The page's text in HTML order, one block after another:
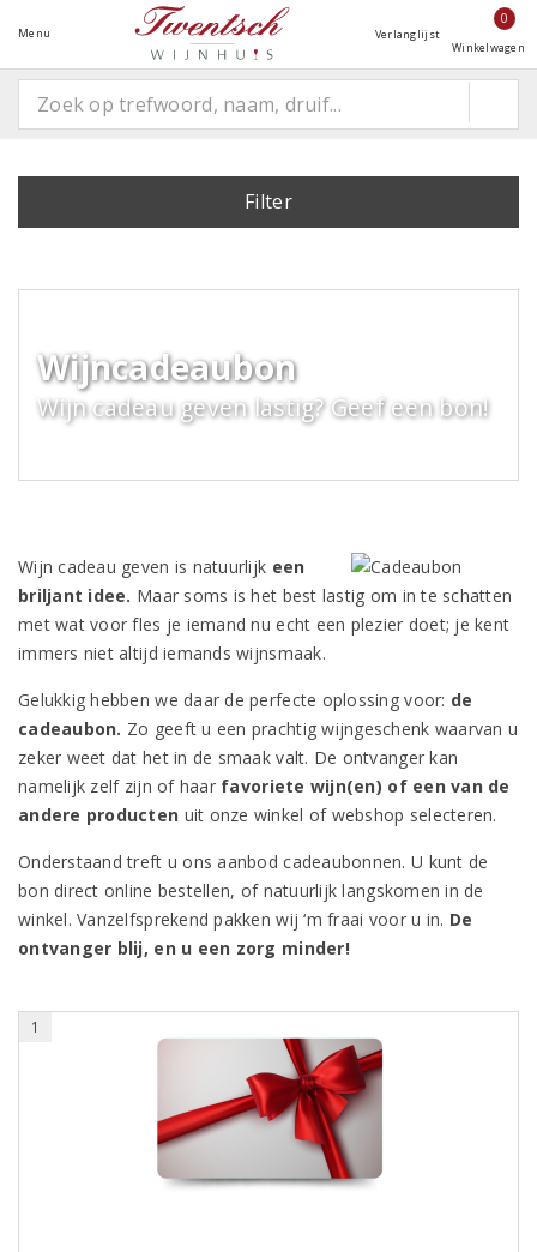
Menu Verlanglijst
0
Winkelwagen
Filter
Wijncadeaubon
Wijn cadeau geven lastig? Geef een bon!
Wijn cadeau geven is natuurlijk een
briljant idee. Maar soms is het best lastig om in te schatten
met wat voor fles je iemand nu echt een plezier doet; je kent
immers niet altijd iemands wijnsmaak.
Gelukkig hebben we daar de perfecte oplossing voor: de
cadeaubon. Zo geeft u een prachtig wijngeschenk waarvan u
zeker weet dat het in de smaak valt. De ontvanger kan
namelijk zelf zijn of haar favoriete wijn(en) of een van de
andere producten uit onze winkel of webshop selecteren.
Onderstaand treft u ons aanbod cadeaubonnen. U kunt de
bon direct online bestellen, of natuurlijk langskomen in de
winkel. Vanzelfsprekend pakken wij ‘m fraai voor u in. De
ontvanger blij, en u een zorg minder!
1